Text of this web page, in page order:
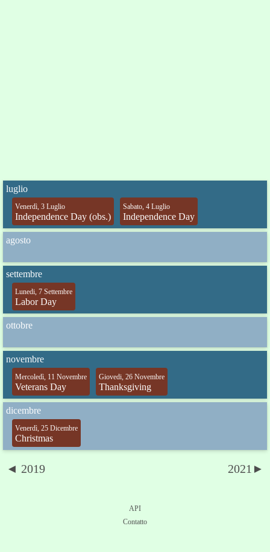
luglio
Venerdì, 3 Luglio
Independence Day (obs.)
Sabato, 4 Luglio
Independence Day
agosto
settembre
Lunedi, 7 Settembre
Labor Day
ottobre
novembre
Mercoledì, 11 Novembre
Veterans Day
Giovedi, 26 Novembre
Thanksgiving
dicembre
Venerdì, 25 Dicembre
Christmas
◄ 2019 2021►
API
Contatto